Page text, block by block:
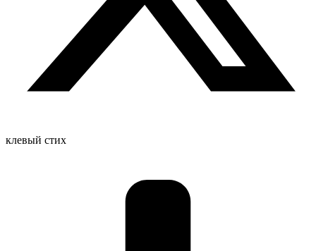
клевый стих